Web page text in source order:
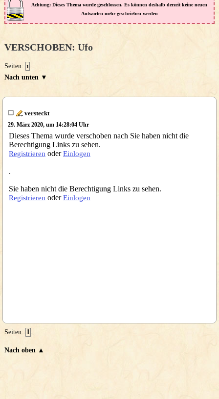
Achtung: Dieses Thema wurde geschlossen. Es können deshalb derzeit keine neuen
Antworten mehr geschrieben werden
VERSCHOBEN: Ufo
Seiten: 1
Nach unten ▼
versteckt
29. März 2020, um 14:28:04 Uhr
Dieses Thema wurde verschoben nach Sie haben nicht die
Berechtigung Links zu sehen.
Registrieren oderEinlogen
.
Sie haben nicht die Berechtigung Links zu sehen.
Registrieren oderEinlogen
Seiten: 1
Nach oben ▲